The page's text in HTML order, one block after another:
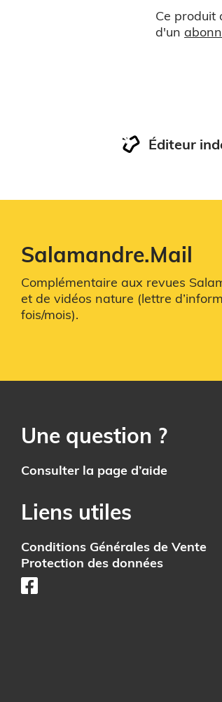
Ce produit
d'un
Éditeur
Salamandre.Mail
Complémentaire aux revues
et de vidéos nature (lettre
fois/mois).
Une question ?
Consulter la page d’aide
Liens utiles
Conditions Générales de Vente
Protection des données